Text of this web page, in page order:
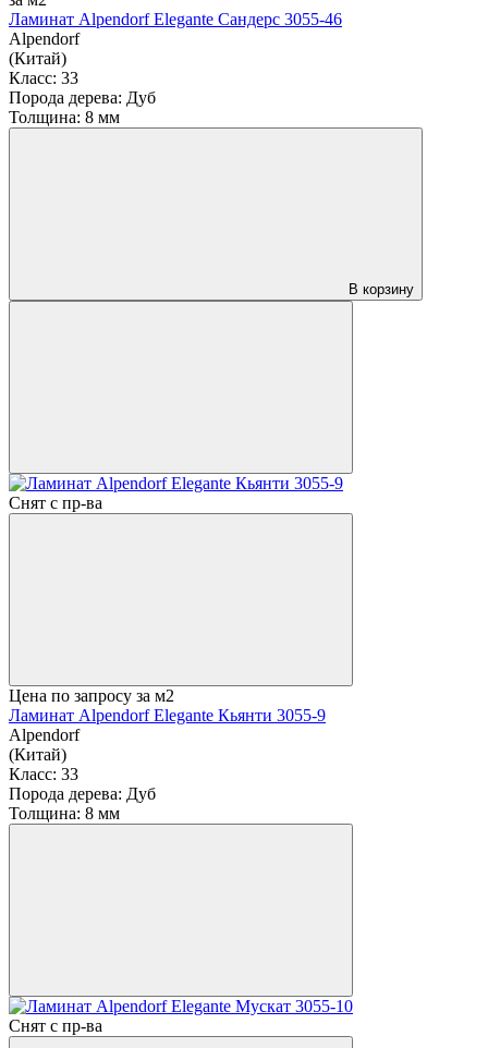
Ламинат Alpendorf Elegante Сандерс 3055-46
Alpendorf
(Китай)
Класс: 33
Порода дерева: Дуб
Толщина: 8 мм
В корзину
Снят с пр-ва
Цена по запросу за м2
Ламинат Alpendorf Elegante Кьянти 3055-9
Alpendorf
(Китай)
Класс: 33
Порода дерева: Дуб
Толщина: 8 мм
Снят с пр-ва